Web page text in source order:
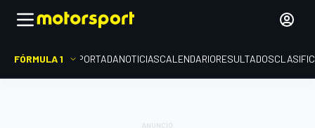
FÓRMULA 1 PORTADANOTICIASCALENDARIORESULTADOS